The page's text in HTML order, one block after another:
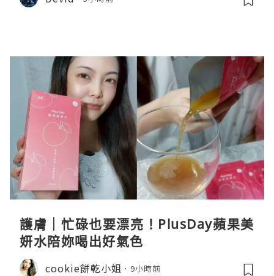
護膚｜忙碌也要漂亮！PlusDay蘋果美
妍水陪妳喝出好氣色
cookie餅乾小姐 9小時前